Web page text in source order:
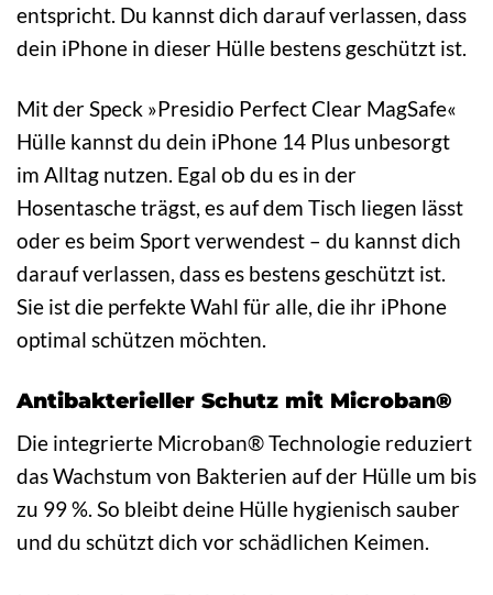
entspricht. Du kannst dich darauf verlassen, dass
dein iPhone in dieser Hülle bestens geschützt ist.
Mit der Speck »Presidio Perfect Clear MagSafe«
Hülle kannst du dein iPhone 14 Plus unbesorgt
im Alltag nutzen. Egal ob du es in der
Hosentasche trägst, es auf dem Tisch liegen lässt
oder es beim Sport verwendest – du kannst dich
darauf verlassen, dass es bestens geschützt ist.
Sie ist die perfekte Wahl für alle, die ihr iPhone
optimal schützen möchten.
Antibakterieller Schutz mit Microban®
Die integrierte Microban® Technologie reduziert
das Wachstum von Bakterien auf der Hülle um bis
zu 99 %. So bleibt deine Hülle hygienisch sauber
und du schützt dich vor schädlichen Keimen.